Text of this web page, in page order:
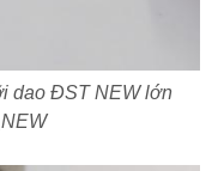
dao ĐST NEW lớn